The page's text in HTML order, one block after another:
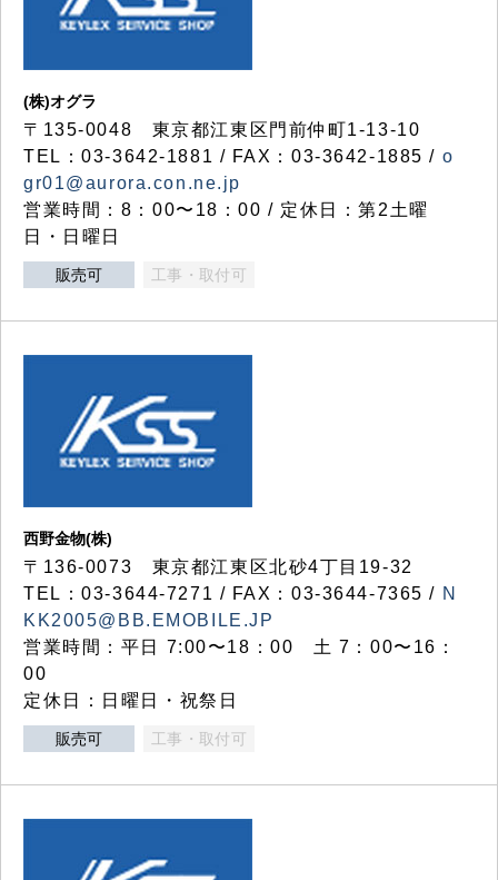
(株)オグラ
〒135-0048 東京都江東区門前仲町1-13-10
TEL：03-3642-1881 / FAX：03-3642-1885 / o
gr01@aurora.con.ne.jp
営業時間：8：00〜18：00 / 定休日：第2土曜
日・日曜日
販売可 工事・取付可
西野金物(株)
〒136-0073 東京都江東区北砂4丁目19-32
TEL：03‐3644‐7271 / FAX：03-3644-7365 / N
KK2005@BB.EMOBILE.JP
営業時間：平日 7:00〜18：00 土 7：00〜16：
00
定休日：日曜日・祝祭日
販売可 工事・取付可